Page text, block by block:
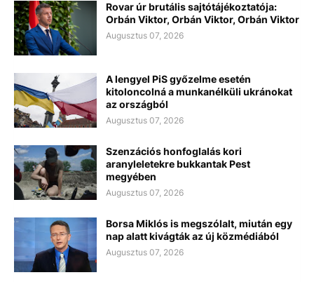
Rovar úr brutális sajtótájékoztatója:
Orbán Viktor, Orbán Viktor, Orbán Viktor
Augusztus 07, 2026
A lengyel PiS győzelme esetén
kitoloncolná a munkanélküli ukránokat
az országból
Augusztus 07, 2026
Szenzációs honfoglalás kori
aranyleletekre bukkantak Pest
megyében
Augusztus 07, 2026
Borsa Miklós is megszólalt, miután egy
nap alatt kivágták az új közmédiából
Augusztus 07, 2026